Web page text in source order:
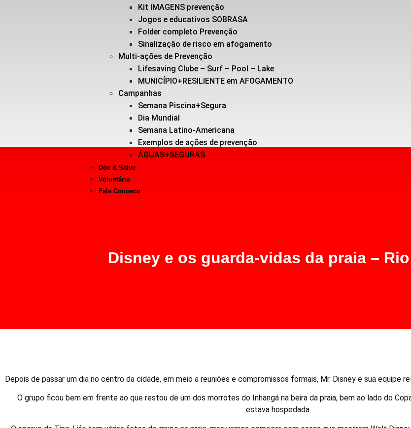
Kit IMAGENS prevenção
Jogos e educativos SOBRASA
Folder completo Prevenção
Sinalização de risco em afogamento
Multi-ações de Prevenção
Lifesaving Clube – Surf – Pool – Lake
MUNICÍPIO+RESILIENTE em AFOGAMENTO
Campanhas
Semana Piscina+Segura
Dia Mundial
Semana Latino-Americana
Exemplos de ações de prevenção
ÁGUAS+SEGURAS
Doe & Salve
Voluntário
Fale Conosco
Disney e os guarda-vidas da praia –
Depois de passar um dia no centro da cidade, em meio a reuniões e compromissos formais, Mr. Disney e sua equipe
O grupo ficou bem em frente ao que restou de um dos morrotes do Inhangá na beira da praia, bem ao lado do
estava hospedada.